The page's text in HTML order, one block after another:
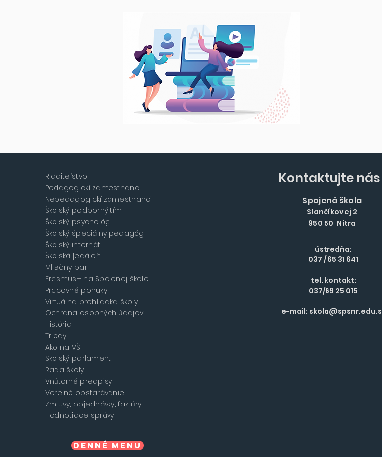
Riaditeľstvo
Pedagogickí zamestnanci
Nepedagogickí zamestnanci
Školský podporný tím
Školský psychológ
Školský špeciálny pedagóg
Školský internát
Školská jedáleň
Mliečny bar
Erasmus+ na Spojenej škole
Pracovné ponuky
Virtuálna prehliadka školy
Ochrana osobných údajov
História
Triedy
Ako na VŠ
Školský parlament
Rada školy
Vnútorné predpisy
Verejné obstarávanie
Zmluvy, objednávky, faktúry
Hodnotiace správy
Denné menu
Kontaktujte nás
Spojená škola
Slančíkovej 2
950 50 Nitra
ústredňa:
037 / 65 31 641
tel. kontakt:
037/69 25 015
e-mail: